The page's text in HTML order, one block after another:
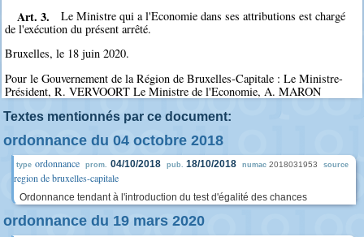
Art. 3.
Le Ministre qui a l'Economie dans ses attributions est chargé
de l'exécution du présent arrêté.
Bruxelles, le 18 juin 2020.
Pour le Gouvernement de la Région de Bruxelles-Capitale : Le Ministre-
Président, R. VERVOORT Le Ministre de l'Economie, A. MARON
Textes mentionnés par ce document:
ordonnance du 04 octobre 2018
type ordonnance prom. 04/10/2018 pub. 18/10/2018 numac 2018031953 source
region de bruxelles-capitale
Ordonnance tendant à l'introduction du test d'égalité des chances
ordonnance du 19 mars 2020